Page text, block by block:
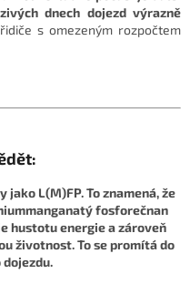
dnech dojezd výrazně
s omezeným rozpočtem
jako L(M)FP. To znamená, že
fosforečnan
hustotu energie a zároveň
životnost. To se promítá do